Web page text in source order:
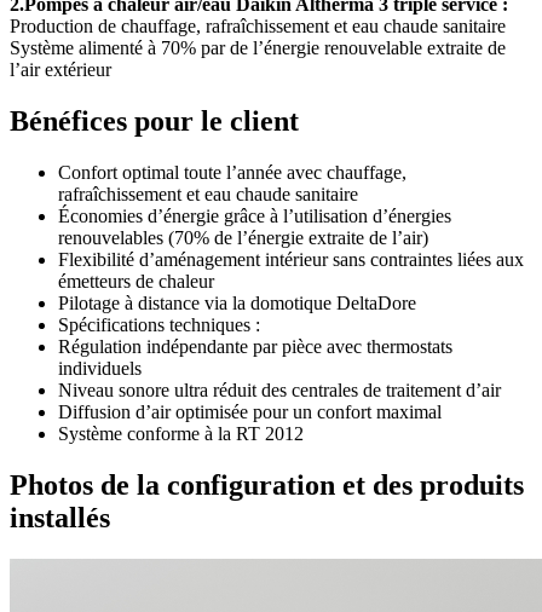
2.Pompes à chaleur air/eau Daikin Altherma 3 triple service :
Production de chauffage, rafraîchissement et eau chaude sanitaire
Système alimenté à 70% par de l’énergie renouvelable extraite de
l’air extérieur
Bénéfices pour le client
Confort optimal toute l’année avec chauffage,
rafraîchissement et eau chaude sanitaire
Économies d’énergie grâce à l’utilisation d’énergies
renouvelables (70% de l’énergie extraite de l’air)
Flexibilité d’aménagement intérieur sans contraintes liées aux
émetteurs de chaleur
Pilotage à distance via la domotique DeltaDore
Spécifications techniques :
Régulation indépendante par pièce avec thermostats
individuels
Niveau sonore ultra réduit des centrales de traitement d’air
Diffusion d’air optimisée pour un confort maximal
Système conforme à la RT 2012
Photos de la configuration et des produits
installés